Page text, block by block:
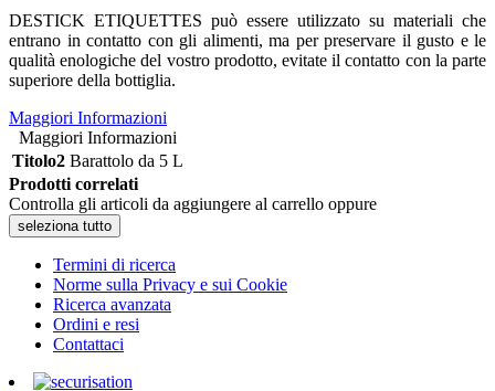
DESTICK ETIQUETTES può essere utilizzato su materiali che
entrano in contatto con gli alimenti, ma per preservare il gusto e le
qualità enologiche del vostro prodotto, evitate il contatto con la parte
superiore della bottiglia.
Maggiori Informazioni
Maggiori Informazioni
Titolo2 Barattolo da 5 L
Prodotti correlati
Controlla gli articoli da aggiungere al carrello oppure
seleziona tutto
Termini di ricerca
Norme sulla Privacy e sui Cookie
Ricerca avanzata
Ordini e resi
Contattaci